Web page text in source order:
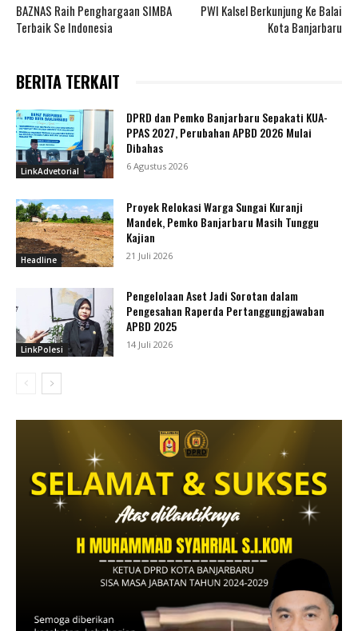
BAZNAS Raih Penghargaan SIMBA
Terbaik Se Indonesia
PWI Kalsel Berkunjung Ke Balai
Kota Banjarbaru
BERITA TERKAIT
LinkAdvetorial
DPRD dan Pemko Banjarbaru Sepakati KUA-
PPAS 2027, Perubahan APBD 2026 Mulai
Dibahas
6 Agustus 2026
Headline
Proyek Relokasi Warga Sungai Kuranji
Mandek, Pemko Banjarbaru Masih Tunggu
Kajian
21 Juli 2026
LinkPolesi
Pengelolaan Aset Jadi Sorotan dalam
Pengesahan Raperda Pertanggungjawaban
APBD 2025
14 Juli 2026